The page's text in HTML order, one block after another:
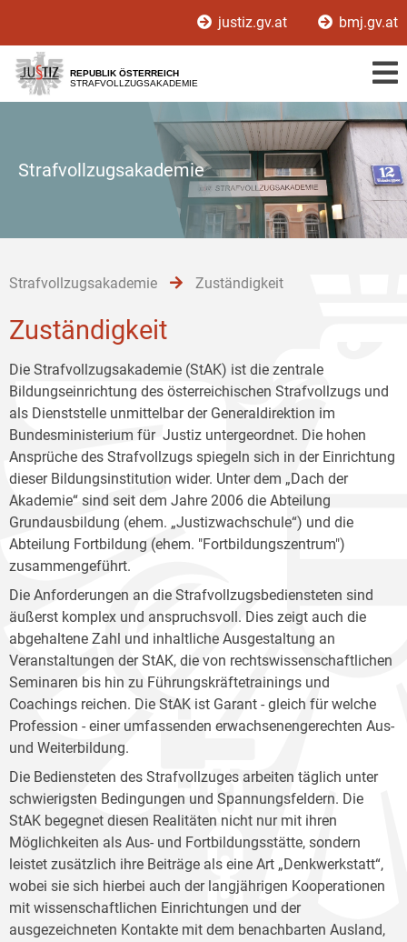
[1]
[2]
[3]
justiz.gv.at bmj.gv.at
REPUBLIK ÖSTERREICH
STRAFVOLLZUGSAKADEMIE
Strafvollzugsakademie
Strafvollzugsakademie Zuständigkeit
Zuständigkeit
Die Strafvollzugsakademie (StAK) ist die zentrale
Bildungseinrichtung des österreichischen Strafvollzugs und
als Dienststelle unmittelbar der Generaldirektion im
Bundesministerium für Justiz untergeordnet. Die hohen
Ansprüche des Strafvollzugs spiegeln sich in der Einrichtung
dieser Bildungsinstitution wider. Unter dem „Dach der
Akademie“ sind seit dem Jahre 2006 die Abteilung
Grundausbildung (ehem. „Justizwachschule“) und die
Abteilung Fortbildung (ehem. "Fortbildungszentrum")
zusammengeführt.
Die Anforderungen an die Strafvollzugsbediensteten sind
äußerst komplex und anspruchsvoll. Dies zeigt auch die
abgehaltene Zahl und inhaltliche Ausgestaltung an
Veranstaltungen der StAK, die von rechtswissenschaftlichen
Seminaren bis hin zu Führungskräftetrainings und
Coachings reichen. Die StAK ist Garant - gleich für welche
Profession - einer umfassenden erwachsenengerechten Aus-
und Weiterbildung.
Die Bediensteten des Strafvollzuges arbeiten täglich unter
schwierigsten Bedingungen und Spannungsfeldern. Die
StAK begegnet diesen Realitäten nicht nur mit ihren
Möglichkeiten als Aus- und Fortbildungsstätte, sondern
leistet zusätzlich ihre Beiträge als eine Art „Denkwerkstatt“,
wobei sie sich hierbei auch der langjährigen Kooperationen
mit wissenschaftlichen Einrichtungen und der
ausgezeichneten Kontakte mit dem benachbarten Ausland,